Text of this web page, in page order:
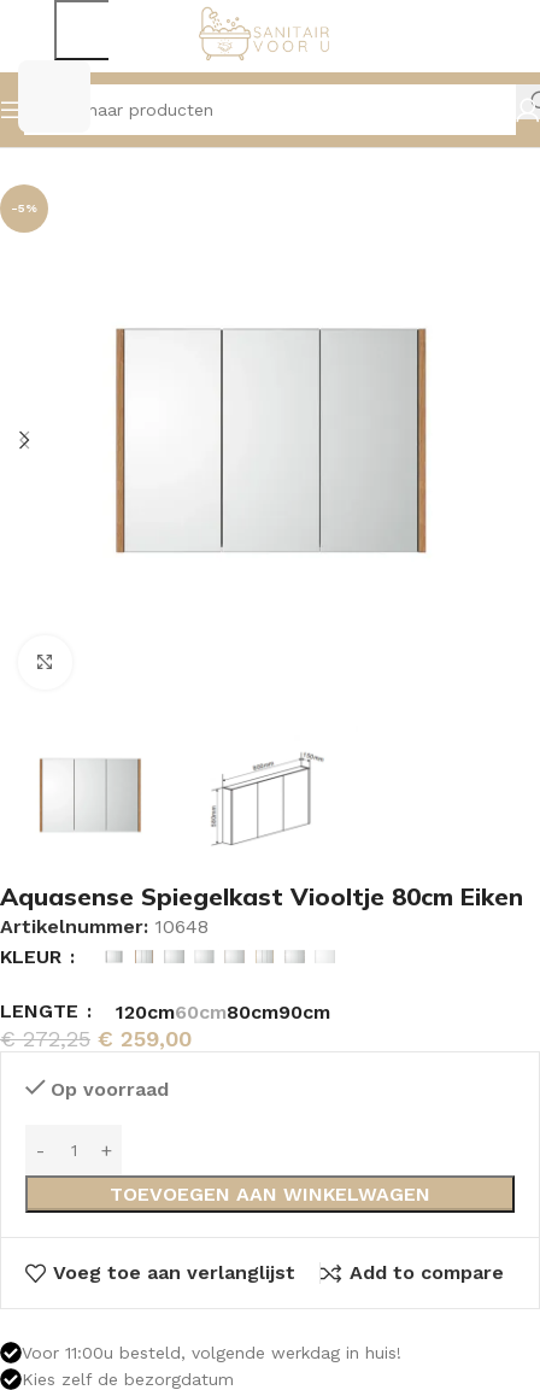
Home Badmeubelen Spiegelkasten
-5%
Aquasense Spiegelkast Viooltje 80cm Eiken
Artikelnummer: 10648
KLEUR
LENGTE 120cm60cm80cm90cm
€272,25 € 259,00
Op voorraad
TOEVOEGEN AAN WINKELWAGEN
Voeg toe aan verlanglijst Add to compare
Voor 11:00u besteld, volgende werkdag in huis!
Kies zelf de bezorgdatum